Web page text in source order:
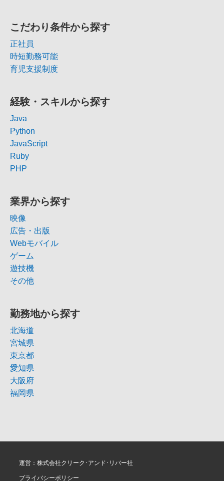
こだわり条件から探す
正社員
時短勤務可能
育児支援制度
経験・スキルから探す
Java
Python
JavaScript
Ruby
PHP
業界から探す
映像
広告・出版
Webモバイル
ゲーム
遊技機
その他
勤務地から探す
北海道
宮城県
東京都
愛知県
大阪府
福岡県
運営：株式会社クリーク･アンド･リバー社
プライバシーポリシー